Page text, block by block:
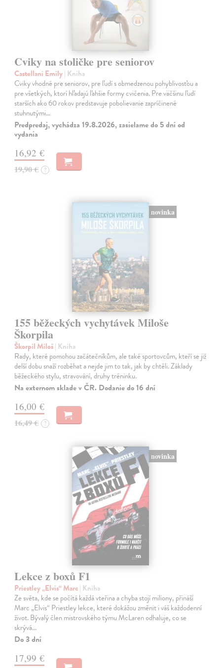
Cviky na stoličke pre seniorov
Castellani Emily| Kniha
Cviky vhodné pre seniorov, pre ľudí s obmedzenou pohyblivosťou a
pre všetkých, ktorí hľadajú ľahšie formy cvičenia. Pre väčšinu ľudí
starších ako 60 rokov predstavuje pobolievanie zapríčinené
stuhnutými…
Predpredaj, vychádza 19.8.2026, zasielame do 5 dní od
vydania
16,92 €
19,90 € ?
novinka
155 běžeckých vychytávek Miloše
Škorpila
Škorpil Miloš| Kniha
Rady, které pomohou začátečníkům, ale také sportovcům, kteří se již
delší dobu snaží rozběhat a nejde jim to tak, jak by chtěli. Základy
běžeckého stylu, stravování, druhy tréninku.
Na externom sklade v ČR. Dodanie do 16 dní
16,00 €
16,49 € ?
novinka
Lekce z boxů F1
Priestley „Elvis“ Marc| Kniha
Ze světa, kde se počítá každá vteřina a chyba stojí miliony, přináší
Marc „Elvis“ Priestley lekce, které dokážou změnit i váš každodenní
život. Bývalý člen mistrovského týmu McLaren odhaluje, co se
skrývá…
Do 3 dní
17,99 €